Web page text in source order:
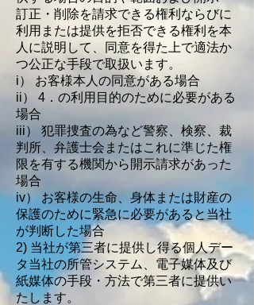
訂正・削除を請求できる権利ならびに
利用または提供を拒否できる権利を本
人に説明して、同意を得た上で適法か
つ公正な手段で取扱います。
i） お客様本人の同意がある場合
ii） 4．の利用目的のために必要がある
場合
iii） 犯罪捜査の為など警察、検察、裁
判所、弁護士会またはこれに準じた権
限を有する機関から開示請求があった
場合
iv） お客様の生命、身体または財産の
保護のために緊急に必要があると当社
が判断した場合
2) 当社が第三者に提供し得る個人デー
タ当社の所管システム、電子媒体及び
紙媒体の手段・方法で第三者に提供い
たします。